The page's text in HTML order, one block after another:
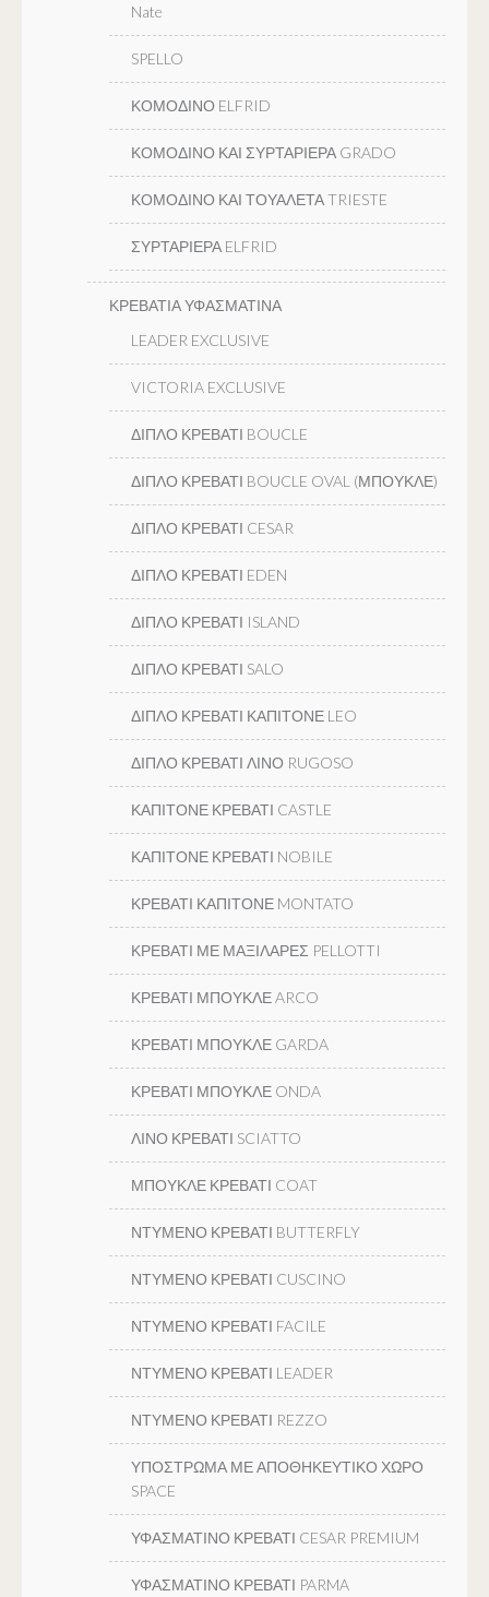
Nate
SPELLO
ΚΟΜΟΔΙΝΟ ELFRID
ΚΟΜΟΔΙΝΟ ΚΑΙ ΣΥΡΤΑΡΙΕΡΑ GRADO
ΚΟΜΟΔΙΝΟ ΚΑΙ ΤΟΥΑΛΕΤΑ TRIESTE
ΣΥΡΤΑΡΙΕΡΑ ELFRID
ΚΡΕΒΑΤΙΑ ΥΦΑΣΜΑΤΙΝΑ
LEADER EXCLUSIVE
VICTORIA EXCLUSIVE
ΔΙΠΛΟ ΚΡΕΒΑΤΙ BOUCLE
ΔΙΠΛΟ ΚΡΕΒΑΤΙ BOUCLE OVAL (ΜΠΟΥΚΛΕ)
ΔΙΠΛΟ ΚΡΕΒΑΤΙ CESAR
ΔΙΠΛΟ ΚΡΕΒΑΤΙ EDEN
ΔΙΠΛΟ ΚΡΕΒΑΤΙ ISLAND
ΔΙΠΛΟ ΚΡΕΒΑΤΙ SALO
ΔΙΠΛΟ ΚΡΕΒΑΤΙ ΚΑΠΙΤΟΝΕ LEO
ΔΙΠΛΟ ΚΡΕΒΑΤΙ ΛΙΝΟ RUGOSO
ΚΑΠΙΤΟΝΕ ΚΡΕΒΑΤΙ CASTLE
ΚΑΠΙΤΟΝΕ ΚΡΕΒΑΤΙ NOBILE
ΚΡΕΒΑΤΙ ΚΑΠΙΤΟΝΕ MONTATO
ΚΡΕΒΑΤΙ ΜΕ ΜΑΞΙΛΑΡΕΣ PELLOTTI
ΚΡΕΒΑΤΙ ΜΠΟΥΚΛΕ ARCO
ΚΡΕΒΑΤΙ ΜΠΟΥΚΛΕ GARDA
ΚΡΕΒΑΤΙ ΜΠΟΥΚΛΕ ONDA
ΛΙΝΟ ΚΡΕΒΑΤΙ SCIATTO
ΜΠΟΥΚΛΕ ΚΡΕΒΑΤΙ COAT
ΝΤΥΜΕΝΟ ΚΡΕΒΑΤΙ BUTTERFLY
ΝΤΥΜΕΝΟ ΚΡΕΒΑΤΙ CUSCINO
ΝΤΥΜΕΝΟ ΚΡΕΒΑΤΙ FACILE
ΝΤΥΜΕΝΟ ΚΡΕΒΑΤΙ LEADER
ΝΤΥΜΕΝΟ ΚΡΕΒΑΤΙ REZZO
ΥΠΟΣΤΡΩΜΑ ΜΕ ΑΠΟΘΗΚΕΥΤΙΚΟ ΧΩΡΟ
SPACE
ΥΦΑΣΜΑΤΙΝΟ ΚΡΕΒΑΤΙ CESAR PREMIUM
ΥΦΑΣΜΑΤΙΝΟ ΚΡΕΒΑΤΙ PARMA